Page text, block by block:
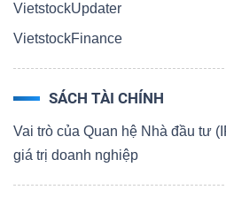
VietstockUpdater
VietstockFinance
SÁCH TÀI CHÍNH
Vai trò của Quan hệ Nhà đầu tư
giá trị doanh nghiệp